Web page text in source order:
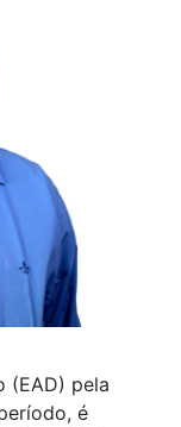
(EAD) pela
é